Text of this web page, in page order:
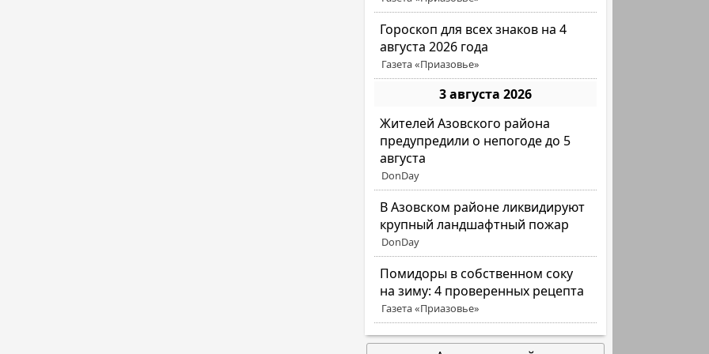
Гороскоп для всех знаков на 4
августа 2026 года
Газета «Приазовье»
3 августа 2026
Жителей Азовского района
предупредили о непогоде до 5
августа
DonDay
В Азовском районе ликвидируют
крупный ландшафтный пожар
DonDay
Помидоры в собственном соку
на зиму: 4 проверенных рецепта
Газета «Приазовье»